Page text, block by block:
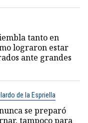
tanto en
lograron estar
ante grandes
de la Espriella
se preparó
tampoco para